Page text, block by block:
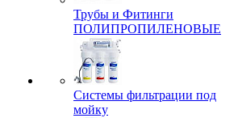
Трубы и Фитинги
ПОЛИПРОПИЛЕНОВЫЕ
Системы фильтрации под
мойку